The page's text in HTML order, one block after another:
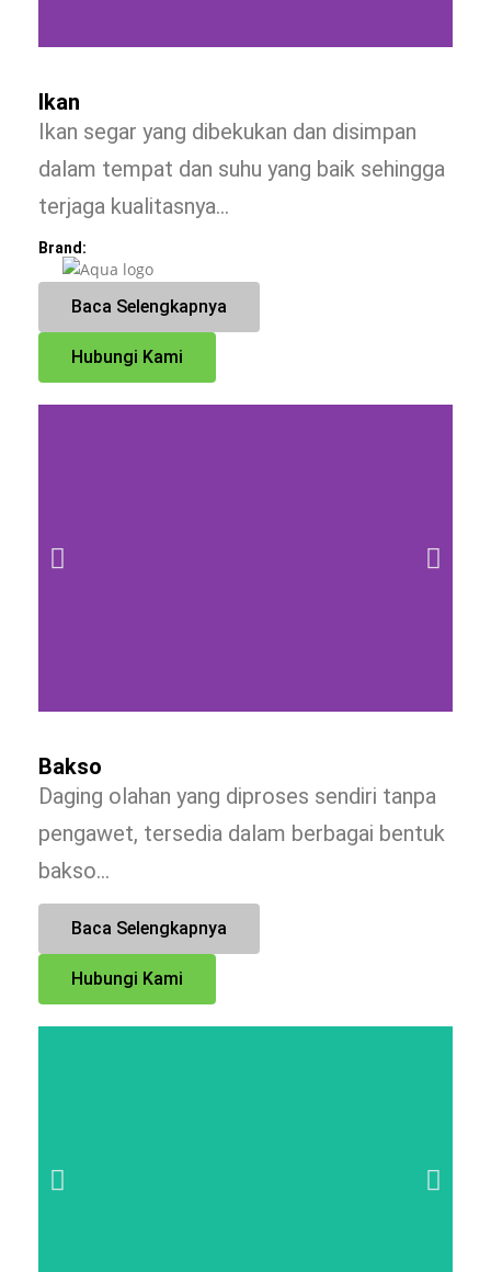
Ikan
Ikan segar yang dibekukan dan disimpan
dalam tempat dan suhu yang baik sehingga
terjaga kualitasnya…
Brand:
Baca Selengkapnya
Hubungi Kami
Bakso
Daging olahan yang diproses sendiri tanpa
pengawet, tersedia dalam berbagai bentuk
bakso…
Baca Selengkapnya
Hubungi Kami